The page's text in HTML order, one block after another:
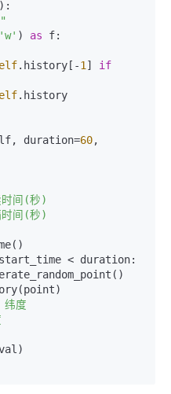
):
'w' ) as f:
.history[-1 ] if
.history
duration=60,
< duration: